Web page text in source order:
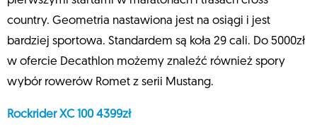
country. Geometria nastawiona jest na osiągi i jest
bardziej sportowa. Standardem są koła 29 cali. Do 5000zł
w ofercie Decathlon możemy znaleźć również spory
wybór rowerów Romet z serii Mustang.
Rockrider XC 100 4399zł